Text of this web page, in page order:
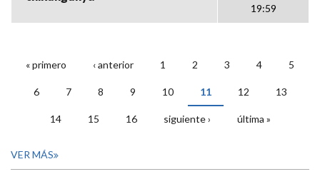
19:59
PÁGINAS
« primero ‹ anterior 1 2 3 4 5
6 7 8 9 10 11 12 13
14 15 16 siguiente › última »
VER MÁS